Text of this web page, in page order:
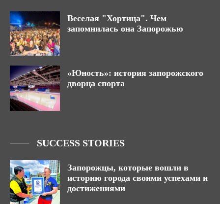
Веселая "Хортица". Чем
запомнилась она Запорожью
«Юность»: история запорожского
дворца спорта
SUCCESS STORIES
Запорожцы, которые вошли в
историю города своими успехами и
достижениями